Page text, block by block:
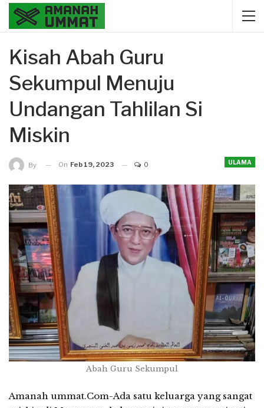
Kisah Abah Guru
Sekumpul Menuju
Undangan Tahlilan Si
Miskin
ULAMA
By On Feb 19, 2023 0
Abah Guru Sekumpul
Amanah ummat.Com-Ada satu keluarga yang sangat